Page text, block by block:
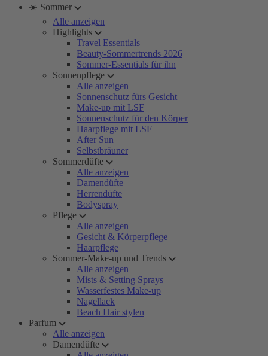
☀️ Sommer
Alle anzeigen
Highlights
Travel Essentials
Beauty-Sommertrends 2026
Sommer-Essentials für ihn
Sonnenpflege
Alle anzeigen
Sonnenschutz fürs Gesicht
Make-up mit LSF
Sonnenschutz für den Körper
Haarpflege mit LSF
After Sun
Selbstbräuner
Sommerdüfte
Alle anzeigen
Damendüfte
Herrendüfte
Bodyspray
Pflege
Alle anzeigen
Gesicht & Körperpflege
Haarpflege
Sommer-Make-up und Trends
Alle anzeigen
Mists & Setting Sprays
Wasserfestes Make-up
Nagellack
Beach Hair stylen
Parfum
Alle anzeigen
Damendüfte